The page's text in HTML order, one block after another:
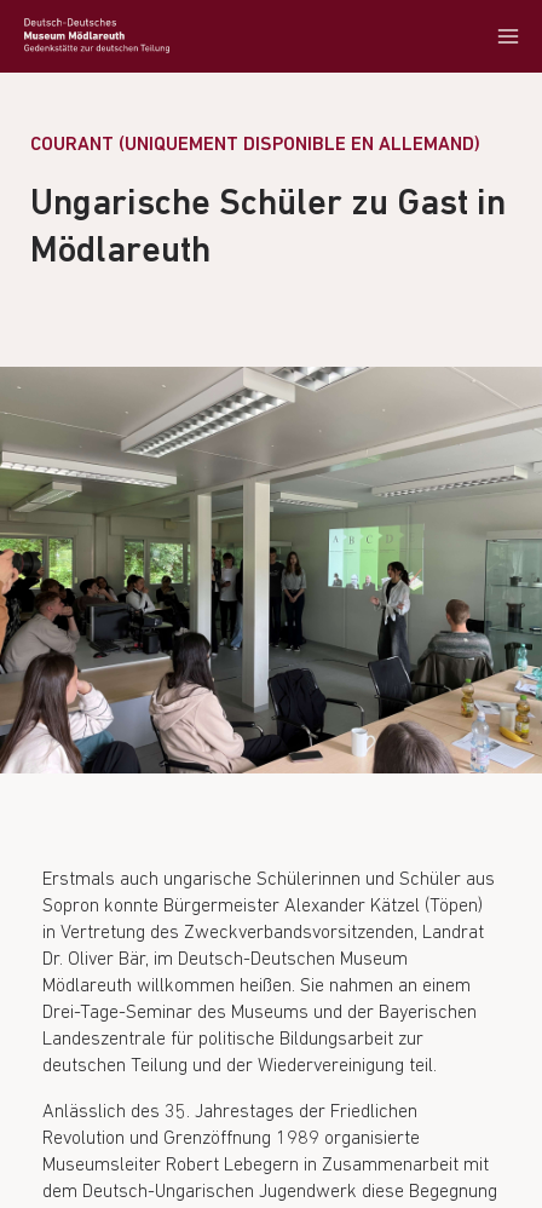
COURANT (UNIQUEMENT DISPONIBLE EN ALLEMAND)
Ungarische Schüler zu Gast in
Mödlareuth
Erstmals auch ungarische Schülerinnen und Schüler aus
Sopron konnte Bürgermeister Alexander Kätzel (Töpen)
in Vertretung des Zweckverbandsvorsitzenden, Landrat
Dr. Oliver Bär, im Deutsch-Deutschen Museum
Mödlareuth willkommen heißen. Sie nahmen an einem
Drei-Tage-Seminar des Museums und der Bayerischen
Landeszentrale für politische Bildungsarbeit zur
deutschen Teilung und der Wiedervereinigung teil.
Anlässlich des 35. Jahrestages der Friedlichen
Revolution und Grenzöffnung 1989 organisierte
Museumsleiter Robert Lebegern in Zusammenarbeit mit
dem Deutsch-Ungarischen Jugendwerk diese Begegnung